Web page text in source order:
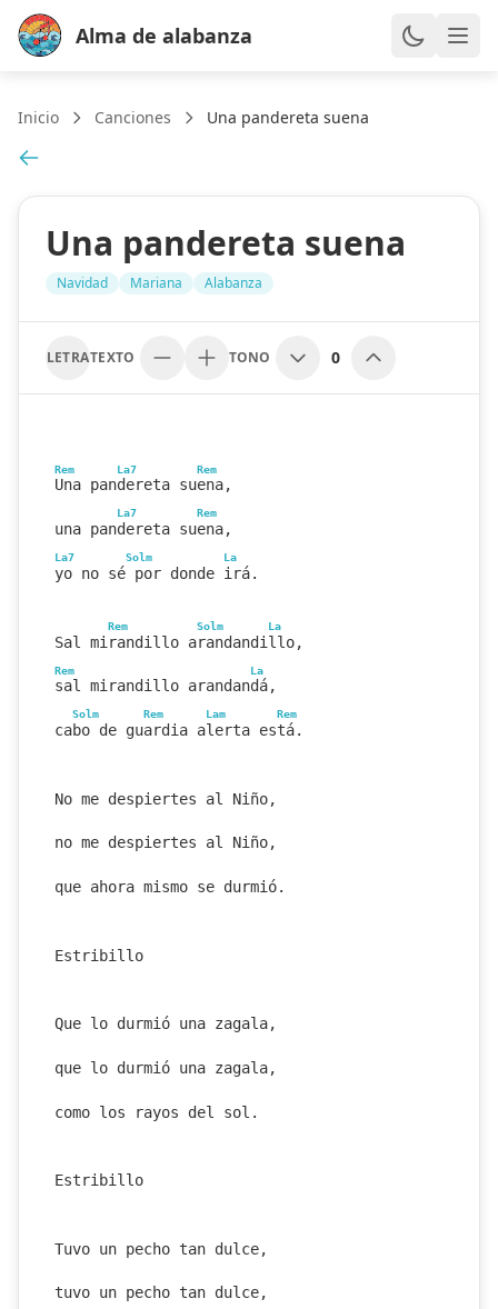
Alma de alabanza
Inicio Canciones Una pandereta suena
Una pandereta suena
Navidad Mariana Alabanza
LETRATEXTO TONO 0
Rem La7 Rem
Una pandereta suena,
La7 Rem
una pandereta suena,
La7 Solm La
yo no sé por donde irá.
Rem Solm La
Sal mirandillo arandandillo,
Rem La
sal mirandillo arandandá,
Solm Rem Lam Rem
cabo de guardia alerta está.
No me despiertes al Niño,
no me despiertes al Niño,
que ahora mismo se durmió.
Estribillo
Que lo durmió una zagala,
que lo durmió una zagala,
como los rayos del sol.
Estribillo
Tuvo un pecho tan dulce,
tuvo un pecho tan dulce,